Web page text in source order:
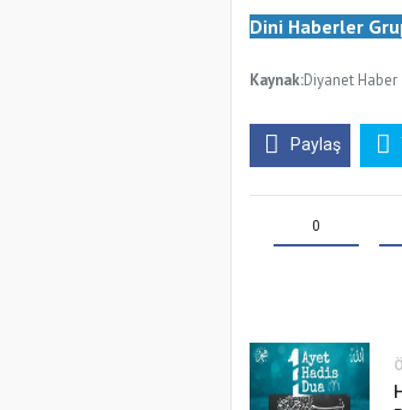
Dini Haberler Gr
Kaynak:Diyanet Haber
Paylaş
0